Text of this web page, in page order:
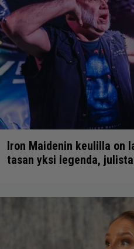
Iron Maidenin keulilla on
tasan yksi legenda,